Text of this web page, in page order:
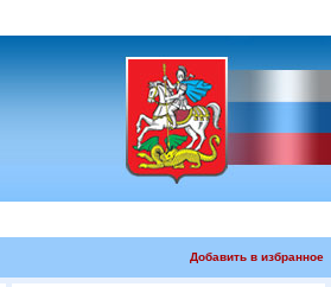
Добавить в избранное